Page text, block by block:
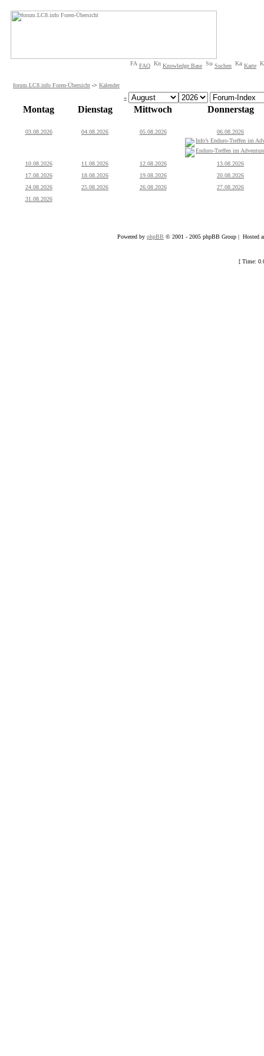
FAQ Knowledge Base Suchen Karte
forum.LC8.info Foren-Übersicht -> Kalender
«
Montag Dienstag Mittwoch Donnerstag
03.08.2026 04.08.2026 05.08.2026
06.08.2026
Info’s Enduro-Treffen im
Enduro-Treffen im
10.08.2026
11.08.2026 12.08.2026
13.08.2026
17.08.2026
18.08.2026 19.08.2026
20.08.2026
24.08.2026
25.08.2026 26.08.2026
27.08.2026
31.08.2026
Powered by phpBB © 2001 - 2005 phpBB Group | Hosted
[ Time: